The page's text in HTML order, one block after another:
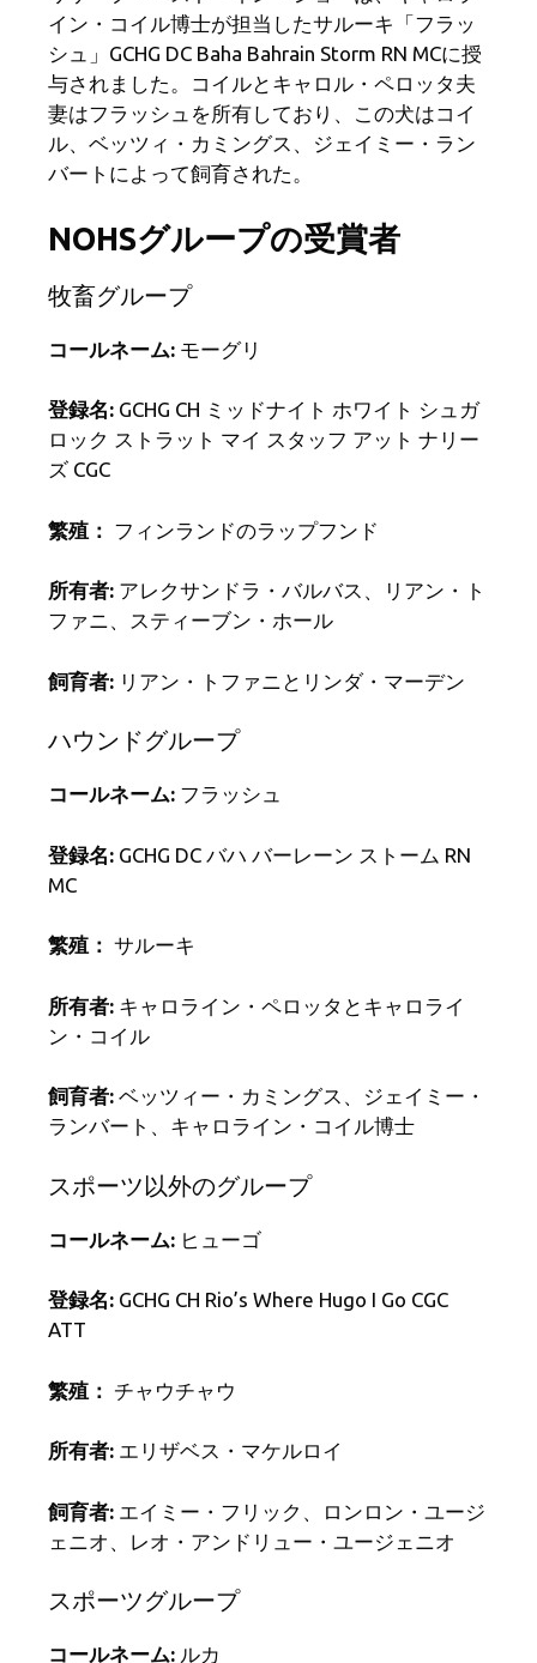
イン・コイル博士が担当したサルーキ「フラッ
シュ」GCHG DC Baha Bahrain Storm RN MCに授
与されました。コイルとキャロル・ペロッタ夫
妻はフラッシュを所有しており、この犬はコイ
ル、ベッツィ・カミングス、ジェイミー・ラン
バートによって飼育された。
NOHSグループの受賞者
牧畜グループ
コールネーム: モーグリ
登録名: GCHG CH ミッドナイト ホワイト シュガ
ロック ストラット マイ スタッフ アット ナリー
ズ CGC
繁殖： フィンランドのラップフンド
所有者: アレクサンドラ・バルバス、リアン・ト
ファニ、スティーブン・ホール
飼育者: リアン・トファニとリンダ・マーデン
ハウンドグループ
コールネーム: フラッシュ
登録名: GCHG DC バハ バーレーン ストーム RN
MC
繁殖： サルーキ
所有者: キャロライン・ペロッタとキャロライ
ン・コイル
飼育者: ベッツィー・カミングス、ジェイミー・
ランバート、キャロライン・コイル博士
スポーツ以外のグループ
コールネーム: ヒューゴ
登録名: GCHG CH Rio’s Where Hugo I Go CGC
ATT
繁殖： チャウチャウ
所有者: エリザベス・マケルロイ
飼育者: エイミー・フリック、ロンロン・ユージ
ェニオ、レオ・アンドリュー・ユージェニオ
スポーツグループ
コールネーム: ルカ